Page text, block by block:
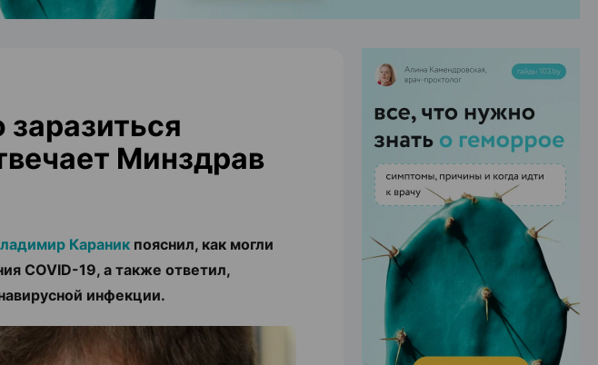
Минздрав
Караник пояснил, как могли
COVID-19, а также ответил,
инфекции.
ЭФФЕКТИВНАЯ РЕКЛАМА НА САЙТЕ